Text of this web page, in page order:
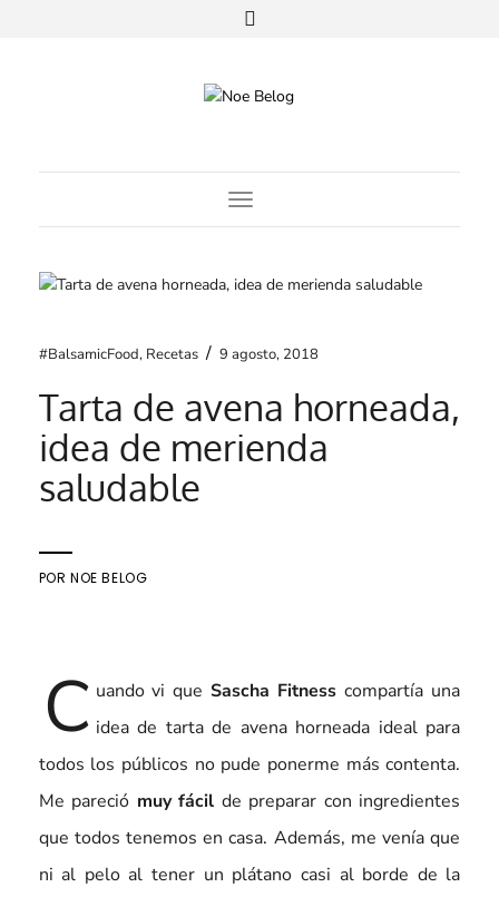
Toggle Navigation
#BalsamicFood, Recetas / 9 agosto, 2018
Tarta de avena horneada,
idea de merienda
saludable
POR NOE BELOG
C uando vi que Sascha Fitness compartía una
idea de tarta de avena horneada ideal para
todos los públicos no pude ponerme más contenta.
Me pareció muy fácil de preparar con ingredientes
que todos tenemos en casa. Además, me venía que
ni al pelo al tener un plátano casi al borde de la